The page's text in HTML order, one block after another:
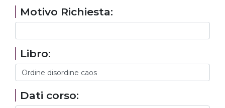
Motivo Richiesta:
Libro:
Dati corso: